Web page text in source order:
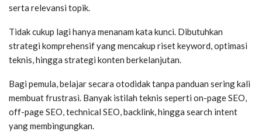
serta relevansi topik.
Tidak cukup lagi hanya menanam kata kunci. Dibutuhkan
strategi komprehensif yang mencakup riset keyword, optimasi
teknis, hingga strategi konten berkelanjutan.
Bagi pemula, belajar secara otodidak tanpa panduan sering kali
membuat frustrasi. Banyak istilah teknis seperti on-page SEO,
off-page SEO, technical SEO, backlink, hingga search intent
yang membingungkan.